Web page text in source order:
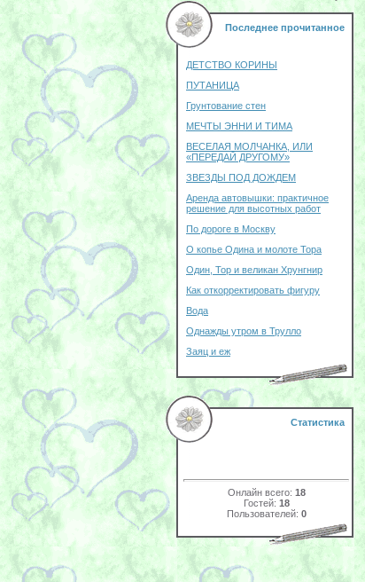
Последнее прочитанное
ДЕТСТВО КОРИНЫ
ПУТАНИЦА
Грунтование стен
МЕЧТЫ ЭННИ И ТИМА
ВЕСЕЛАЯ МОЛЧАНКА, ИЛИ
«ПЕРЕДАЙ ДРУГОМУ»
ЗВЕЗДЫ ПОД ДОЖДЕМ
Аренда автовышки: практичное
решение для высотных работ
По дороге в Москву
О копье Одина и молоте Тора
Один, Тор и великан Хрунгнир
Как откорректировать фигуру
Вода
Однажды утром в Трулло
Заяц и еж
Статистика
Онлайн всего: 18
Гостей: 18
Пользователей: 0